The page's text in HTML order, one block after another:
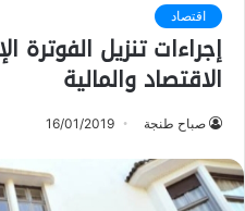
اقتصاد
إجراءات تنزيل الفوترة
الاقتصاد والمالية
صباح طنجة 16/01/2019